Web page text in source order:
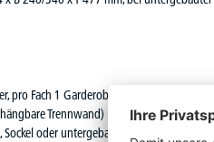
pro Fach 1 Garderobenstange mit 3
Trennwand)
oder untergebauter Sitzbank